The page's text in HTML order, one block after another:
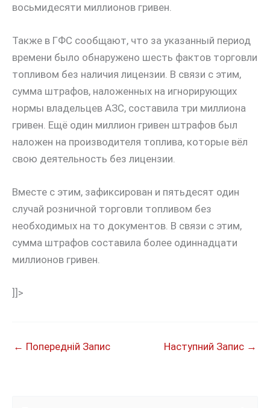
восьмидесяти миллионов гривен.
Также в ГФС сообщают, что за указанный период
времени было обнаружено шесть фактов торговли
топливом без наличия лицензии. В связи с этим,
сумма штрафов, наложенных на игнорирующих
нормы владельцев АЗС, составила три миллиона
гривен. Ещё один миллион гривен штрафов был
наложен на производителя топлива, которые вёл
свою деятельность без лицензии.
Вместе с этим, зафиксирован и пятьдесят один
случай розничной торговли топливом без
необходимых на то документов. В связи с этим,
сумма штрафов составила более одиннадцати
миллионов гривен.
]]>
← Попередній Запис Наступний Запис →